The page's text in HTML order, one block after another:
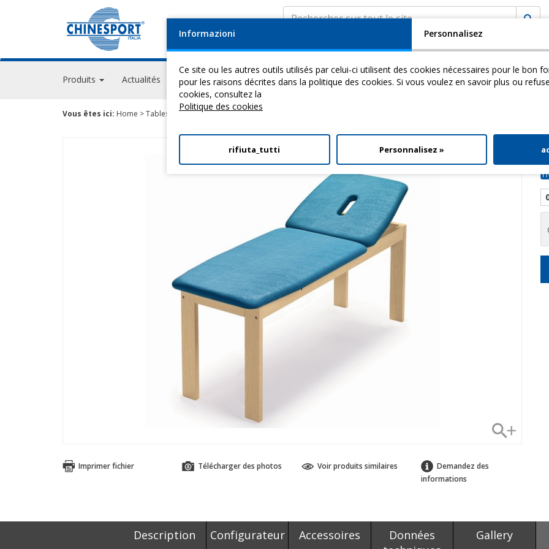
Produits Actualités Evénements GPS Academy Video Download
Vous êtes ici: Home >Tables Pour ThéRapie>Tables De Base En Bois
Imprimer fichier Télécharger des photos Voir produits similaires
Demandez des
informations
Description Configurateur Accessoires
Données
Gallery
Informazioni Personnalisez
Ce site ou les autres outils utilisés par celui-ci utilisent des cookies nécessaires pour le bon
pour les raisons décrites dans la politique des cookies. Si vous voulez en savoir plus ou
cookies, consultez la
Politique des cookies
rifiuta_tutti Personnalisez »